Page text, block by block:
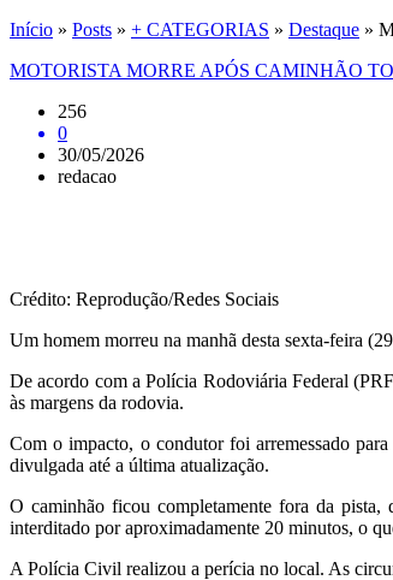
Início » Posts » + CATEGORIAS » Destaque »
MOTORISTA MORRE APÓS CAMINHÃO
256
0
30/05/2026
redacao
Crédito: Reprodução/Redes Sociais
Um homem morreu na manhã desta sexta-feira
De acordo com a Polícia Rodoviária Federal
às margens da rodovia.
Com o impacto, o condutor foi arremessado
divulgada até a última atualização.
O caminhão ficou completamente fora da
interditado por aproximadamente 20 minutos, o
A Polícia Civil realizou a perícia no local. As